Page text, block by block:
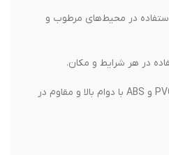
در محیط‌های مرطوب و
هر شرایط و مکان.
جنس مقاوم: ساخته شده از PVC و ABS با دوام بالا و مقاوم در